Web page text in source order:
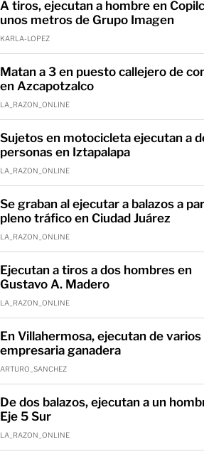
A tiros, ejecutan a hombre en
unos metros de Grupo Imagen
KARLA-LOPEZ
Matan a 3 en puesto callejero de
en Azcapotzalco
LA_RAZON_ONLINE
Sujetos en motocicleta ejecutan a
personas en Iztapalapa
LA_RAZON_ONLINE
Se graban al ejecutar a balazos a
pleno tráfico en Ciudad Juárez
LA_RAZON_ONLINE
Ejecutan a tiros a dos hombres en
Gustavo A. Madero
LA_RAZON_ONLINE
En Villahermosa, ejecutan de
empresaria ganadera
ARTURO_SANCHEZ
De dos balazos, ejecutan a un
Eje 5 Sur
LA_RAZON_ONLINE